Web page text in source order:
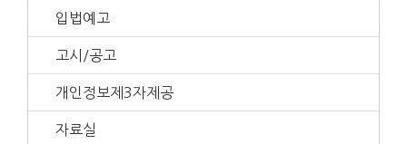
입법예고
고시/공고
개인정보제3자제공
자료실